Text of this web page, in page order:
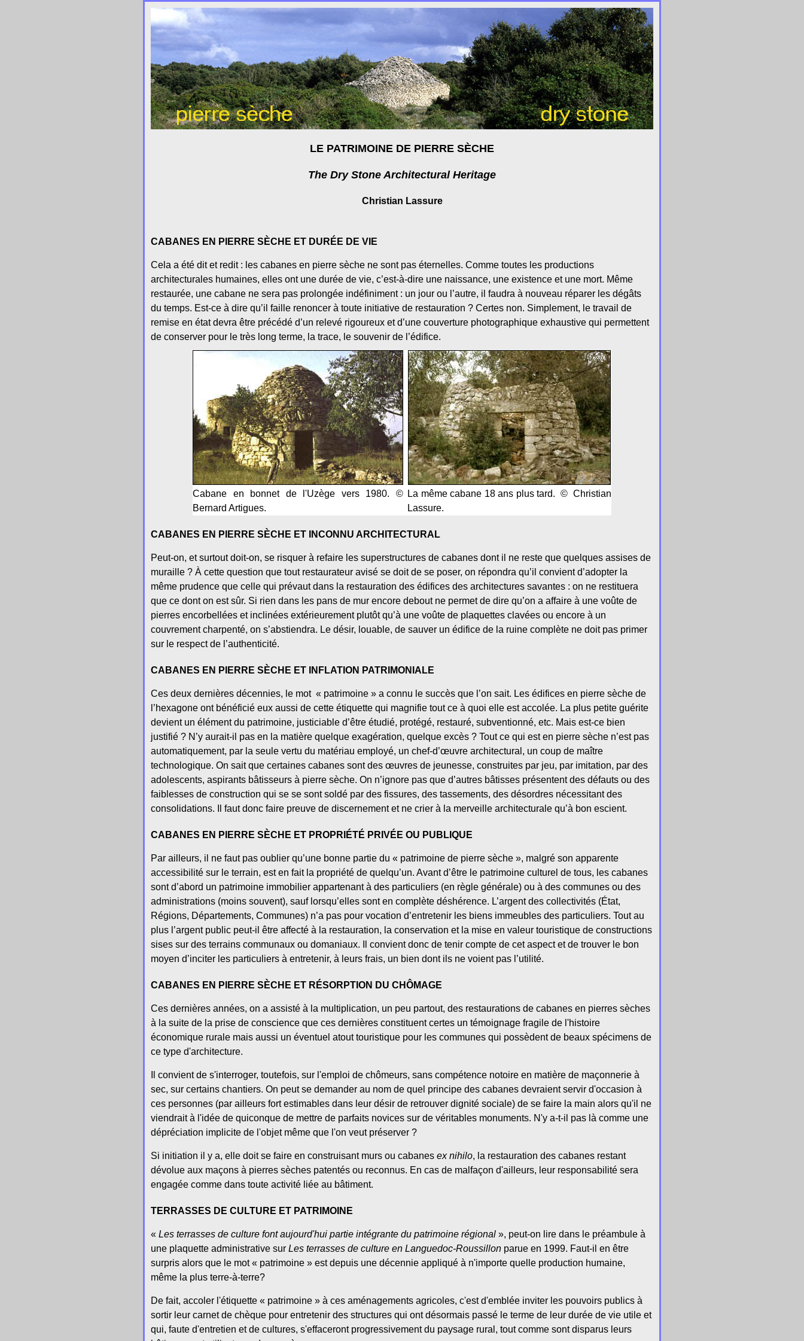
LE PATRIMOINE DE PIERRE SÈCHE
The Dry Stone Architectural Heritage
Christian Lassure
CABANES EN PIERRE SÈCHE ET DURÉE DE VIE
Cela a été dit et redit : les cabanes en pierre sèche ne sont pas éternelles. Comme toutes les productions
architecturales humaines, elles ont une durée de vie, c’est-à-dire une naissance, une existence et une mort. Même
restaurée, une cabane ne sera pas prolongée indéfiniment : un jour ou l’autre, il faudra à nouveau réparer les dégâts
du temps. Est-ce à dire qu’il faille renoncer à toute initiative de restauration ? Certes non. Simplement, le travail de
remise en état devra être précédé d’un relevé rigoureux et d’une couverture photographique exhaustive qui permettent
de conserver pour le très long terme, la trace, le souvenir de l’édifice.
Cabane en bonnet de l'Uzège vers 1980. ©
Bernard Artigues.
La même cabane 18 ans plus tard. © Christian
Lassure.
CABANES EN PIERRE SÈCHE ET INCONNU ARCHITECTURAL
Peut-on, et surtout doit-on, se risquer à refaire les superstructures de cabanes dont il ne reste que quelques assises de
muraille ? À cette question que tout restaurateur avisé se doit de se poser, on répondra qu’il convient d’adopter la
même prudence que celle qui prévaut dans la restauration des édifices des architectures savantes : on ne restituera
que ce dont on est sûr. Si rien dans les pans de mur encore debout ne permet de dire qu’on a affaire à une voûte de
pierres encorbellées et inclinées extérieurement plutôt qu’à une voûte de plaquettes clavées ou encore à un
couvrement charpenté, on s’abstiendra. Le désir, louable, de sauver un édifice de la ruine complète ne doit pas primer
sur le respect de l’authenticité.
CABANES EN PIERRE SÈCHE ET INFLATION PATRIMONIALE
Ces deux dernières décennies, le mot « patrimoine » a connu le succès que l’on sait. Les édifices en pierre sèche de
l’hexagone ont bénéficié eux aussi de cette étiquette qui magnifie tout ce à quoi elle est accolée. La plus petite guérite
devient un élément du patrimoine, justiciable d’être étudié, protégé, restauré, subventionné, etc. Mais est-ce bien
justifié ? N’y aurait-il pas en la matière quelque exagération, quelque excès ? Tout ce qui est en pierre sèche n’est pas
automatiquement, par la seule vertu du matériau employé, un chef-d’œuvre architectural, un coup de maître
technologique. On sait que certaines cabanes sont des œuvres de jeunesse, construites par jeu, par imitation, par des
adolescents, aspirants bâtisseurs à pierre sèche. On n’ignore pas que d’autres bâtisses présentent des défauts ou des
faiblesses de construction qui se se sont soldé par des fissures, des tassements, des désordres nécessitant des
consolidations. Il faut donc faire preuve de discernement et ne crier à la merveille architecturale qu’à bon escient.
CABANES EN PIERRE SÈCHE ET PROPRIÉTÉ PRIVÉE OU PUBLIQUE
Par ailleurs, il ne faut pas oublier qu’une bonne partie du « patrimoine de pierre sèche », malgré son apparente
accessibilité sur le terrain, est en fait la propriété de quelqu’un. Avant d’être le patrimoine culturel de tous, les cabanes
sont d’abord un patrimoine immobilier appartenant à des particuliers (en règle générale) ou à des communes ou des
administrations (moins souvent), sauf lorsqu’elles sont en complète déshérence. L’argent des collectivités (État,
Régions, Départements, Communes) n’a pas pour vocation d’entretenir les biens immeubles des particuliers. Tout au
plus l’argent public peut-il être affecté à la restauration, la conservation et la mise en valeur touristique de constructions
sises sur des terrains communaux ou domaniaux. Il convient donc de tenir compte de cet aspect et de trouver le bon
moyen d’inciter les particuliers à entretenir, à leurs frais, un bien dont ils ne voient pas l’utilité.
CABANES EN PIERRE SÈCHE ET RÉSORPTION DU CHÔMAGE
Ces dernières années, on a assisté à la multiplication, un peu partout, des restaurations de cabanes en pierres sèches
à la suite de la prise de conscience que ces dernières constituent certes un témoignage fragile de l'histoire
économique rurale mais aussi un éventuel atout touristique pour les communes qui possèdent de beaux spécimens de
ce type d'architecture.
Il convient de s'interroger, toutefois, sur l'emploi de chômeurs, sans compétence notoire en matière de maçonnerie à
sec, sur certains chantiers. On peut se demander au nom de quel principe des cabanes devraient servir d'occasion à
ces personnes (par ailleurs fort estimables dans leur désir de retrouver dignité sociale) de se faire la main alors qu'il ne
viendrait à l'idée de quiconque de mettre de parfaits novices sur de véritables monuments. N'y a-t-il pas là comme une
dépréciation implicite de l'objet même que l'on veut préserver ?
Si initiation il y a, elle doit se faire en construisant murs ou cabanes ex nihilo, la restauration des cabanes restant
dévolue aux maçons à pierres sèches patentés ou reconnus. En cas de malfaçon d'ailleurs, leur responsabilité sera
engagée comme dans toute activité liée au bâtiment.
TERRASSES DE CULTURE ET PATRIMOINE
« Les terrasses de culture font aujourd'hui partie intégrante du patrimoine régional », peut-on lire dans le préambule à
une plaquette administrative sur Les terrasses de culture en Languedoc-Roussillon parue en 1999. Faut-il en être
surpris alors que le mot « patrimoine » est depuis une décennie appliqué à n'importe quelle production humaine,
même la plus terre-à-terre?
De fait, accoler l'étiquette « patrimoine » à ces aménagements agricoles, c'est d'emblée inviter les pouvoirs publics à
sortir leur carnet de chèque pour entretenir des structures qui ont désormais passé le terme de leur durée de vie utile et
qui, faute d'entretien et de cultures, s'effaceront progressivement du paysage rural, tout comme sont disparus leurs